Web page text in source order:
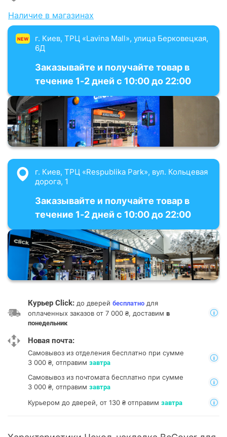
Наличие в магазинах
NEW
г. Киев, ТРЦ «Lavina Mall», улица Берковецкая,
6Д
Заказывайте и получайте товар в
течение 1-2 дней с 10:00 до 22:00
г. Киев, ТРЦ «Respublika Park», вул. Кольцевая
дорога, 1
Заказывайте и получайте товар в
течение 1-2 дней с 10:00 до 22:00
Курьер Click: до дверей бесплатно для
оплаченных заказов от 7 000 ₴, доставим в
понедельник
Новая почта:
Самовывоз из отделения бесплатно при сумме
3 000 ₴, отправим завтра
Самовывоз из почтомата бесплатно при сумме
3 000 ₴, отправим завтра
Курьером до дверей, от 130 ₴ отправим завтра